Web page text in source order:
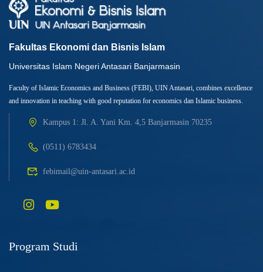
Fakultas Ekonomi dan Bisnis Islam
Universitas Islam Negeri Antasari Banjarmasin
Faculty of Islamic Economics and Business (FEBI), UIN Antasari, combines excellence
and innovation in teaching with good reputation for economics dan Islamic business.
Kampus 1: Jl. A. Yani Km. 4,5 Banjarmasin 70235
(0511) 6783434
febimail@uin-antasari.ac.id
Program Studi